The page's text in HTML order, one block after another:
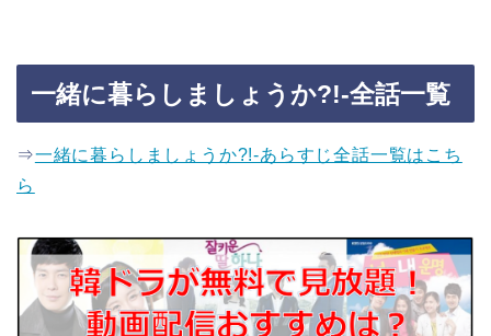
一緒に暮らしましょうか?!-全話一覧
⇒一緒に暮らしましょうか?!-あらすじ全話一覧はこち
ら